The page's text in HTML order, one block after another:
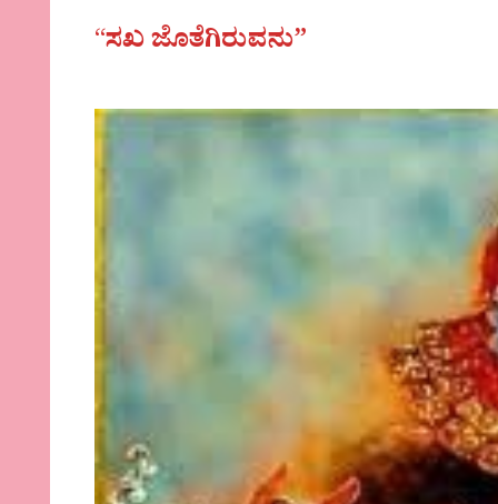
“ಸಖ ಜೊತೆಗಿರುವನು”